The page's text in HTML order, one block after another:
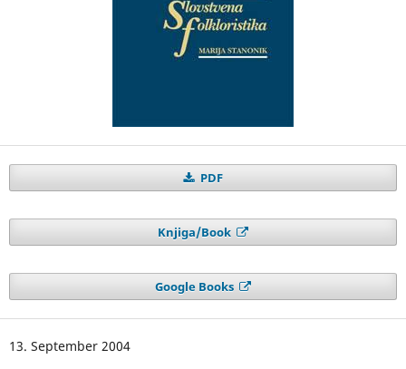
PDF
Knjiga/Book
Google Books
13. September 2004